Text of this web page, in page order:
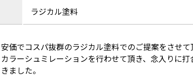
ラジカル塗料
安価でコスパ抜群のラジカル塗料でのご提案をさせ
カラーシュミレーションを行わせて頂き、念入りに
きました。